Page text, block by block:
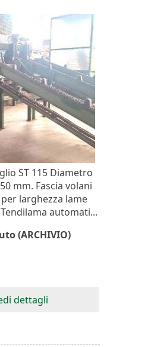
ST 115 Diametro
mm. Fascia volani
larghezza lame
automati...
(ARCHIVIO)
dettagli